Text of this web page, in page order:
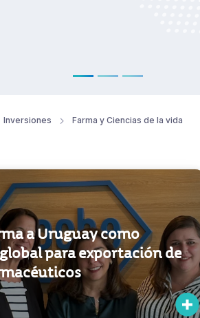
a Uruguay como
para exportación de